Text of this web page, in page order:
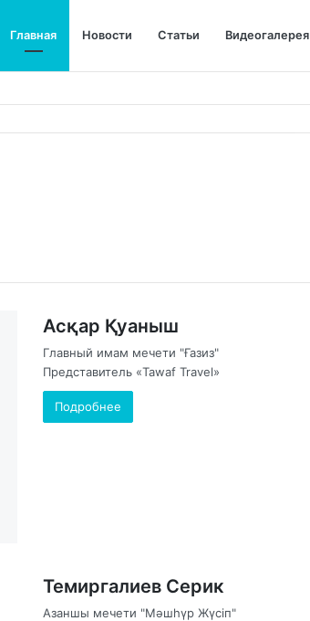
Главная Новости Статьи Видеогалерея
Асқар Қуаныш
Главный имам мечети "Ғазиз"
Представитель «Tawaf Travel»
Подробнее
Темиргалиев Серик
Азаншы мечети "Мәшһүр Жүсіп"